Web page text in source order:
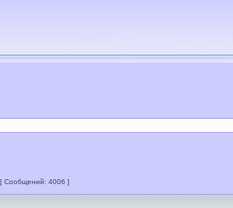
[ Сообщений: 4006 ]